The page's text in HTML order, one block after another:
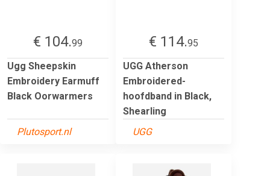
€ 104.99
Ugg Sheepskin
Embroidery Earmuff
Black Oorwarmers
Plutosport.nl
€ 114.95
UGG Atherson
Embroidered-
hoofdband in Black,
Shearling
UGG